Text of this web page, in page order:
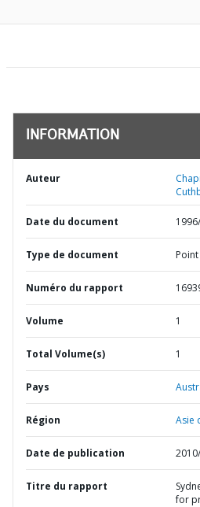
INFORMATION
Auteur
Date du document
Type de document
Numéro du rapport
Volume 1
Total Volume(s) 1
Pays
Région Asie
Date de publication
Titre du rapport
for